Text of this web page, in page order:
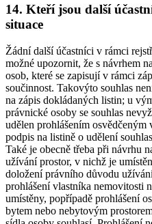
14. Kteří jsou další
situace
Žádní další účastníci v rámci
možné upozornit, že s návrhem
osob, které se zapisují v rámci
součinnost. Takovýto souhlas
na zápis dokládaných listin; u
právnické osoby se souhlas
udělen prohlášením
podpis na listině o udělení
Také je obecně třeba při návrhu
užívání prostor, v nichž je
doložení právního důvodu
prohlášení vlastníka nemovitosti
umístěny, popřípadě prohlášení
bytem nebo nebytovým